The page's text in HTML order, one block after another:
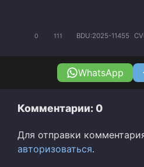
0 111 BDU:2025-11455
WhatsApp
Комментарии: 0
Для отправки
авторизоваться.